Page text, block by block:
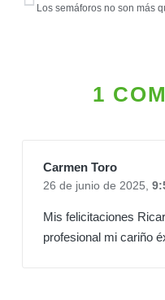
1
Carmen Toro
26 de junio de 2025,
Mis felicitaciones
profesional mi cariño